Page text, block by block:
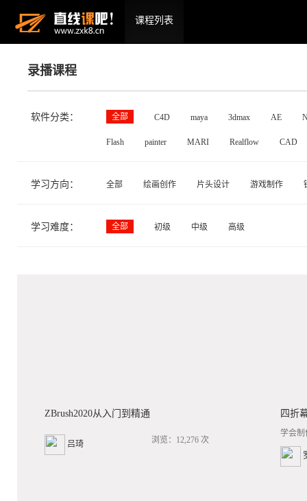
课程列表
录播课程
软件分类： 全部 C4D maya 3dmax AE
Flash painter MARI Realflow CAD
学习方向： 全部 绘画创作 片头设计 游戏制作
学习难度： 全部 初级 中级 高级
ZBrush2020从入门到精通
吕琦 浏览：12,276 次
四折
学会制